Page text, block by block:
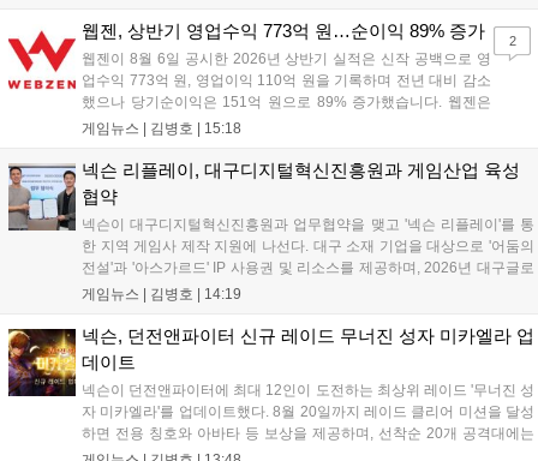
피팅 서포터를 적용해 장시간 착용 시에도 안정적이고 편안한 환경을 제
공한다....
웹젠, 상반기 영업수익 773억 원…순이익 89% 증가
웹젠이 8월 6일 공시한 2026년 상반기 실적은 신작 공백으로 영
업수익 773억 원, 영업이익 110억 원을 기록하며 전년 대비 감소
했으나 당기순이익은 151억 원으로 89% 증가했습니다. 웹젠은
하반기부터 신작 공세를 예고하며 전략게임 '프로젝트 D1'의 정보
또한 '테르비스'는 일본 코미케에 출품하며 해외 시장 공략을 강화
합니다. 김태영 대표는 내년 신작 출시를 위해 하반기 적극적인
사업 일정을 추진하고 주주가치 제고에 힘쓰겠다고 밝혔습니
다....
게임뉴스 | 김병호 15:18
2
넥슨 리플레이, 대구디지털혁신진흥원과 게임산업 육성
협약
넥슨이 대구디지털혁신진흥원과 업무협약을 맺고 '넥슨 리플레이'를 통
한 지역 게임사 제작 지원에 나선다. 대구 소재 기업을 대상으로 '어둠의
전설'과 '아스가르드' IP 사용권 및 리소스를 제공하며, 2026년 대구글로
벌게임센터 제작지원 사업으로 추진된다. 넥슨은 심사에 직접 참여해 완
장을 위한 협력을 지속 확대해 나갈 방침이다....
게임뉴스 | 김병호 14:19
넥슨, 던전앤파이터 신규 레이드 무너진 성자 미카엘라 업
데이트
넥슨이 던전앤파이터에 최대 12인이 도전하는 최상위 레이드 '무너진 성
자 미카엘라'를 업데이트했다. 8월 20일까지 레이드 클리어 미션을 달성
하면 전용 칭호와 아바타 등 보상을 제공하며, 선착순 20개 공격대에는
명예 보상을 지급한다. 또한 9월 10일까지 서비스 21주년 기념 이벤트가